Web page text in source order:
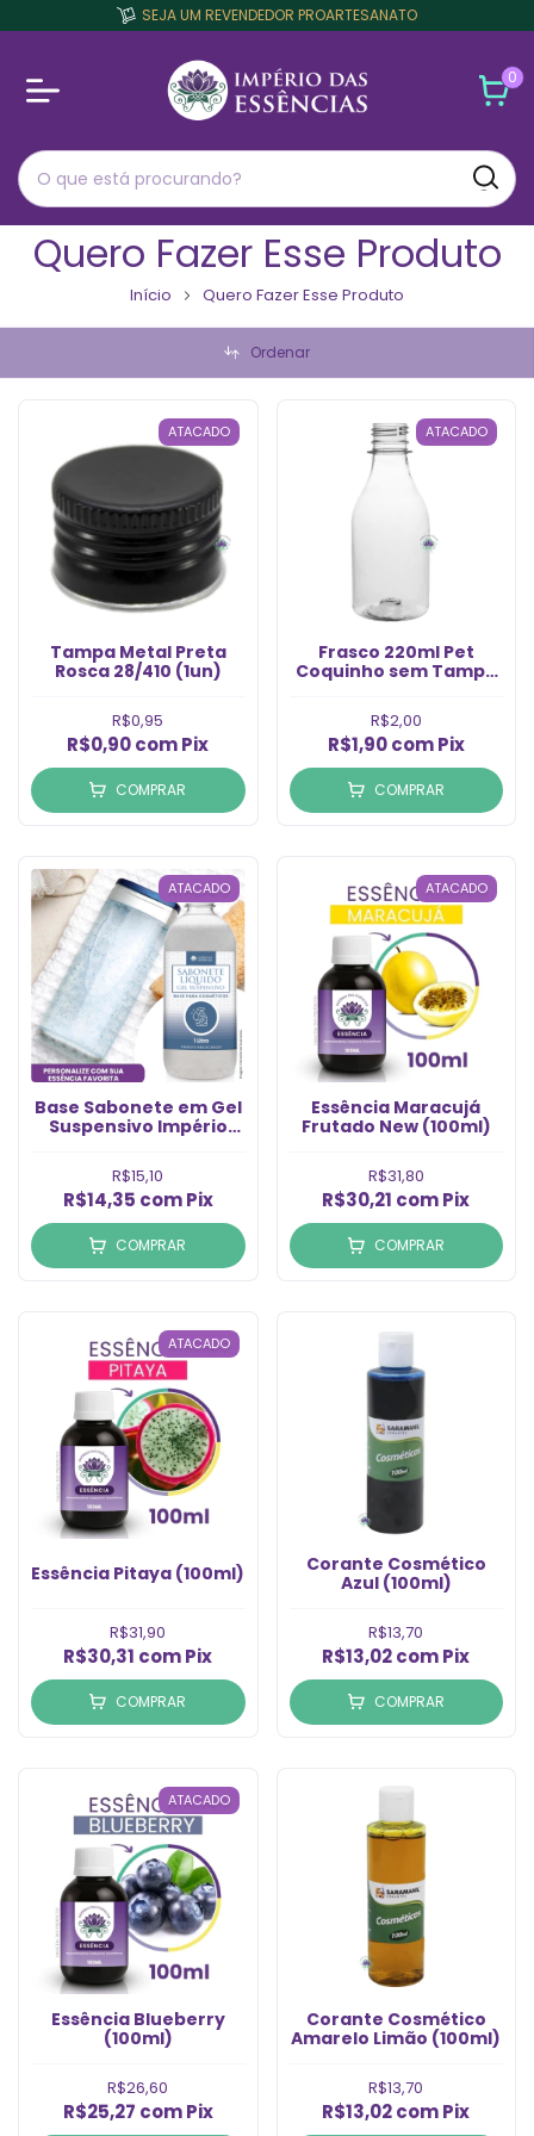
SEJA UM REVENDEDOR PROARTESANATO
0
Quero Fazer Esse Produto
Início Quero Fazer Esse Produto
Ordenar
ATACADO
Tampa Metal Preta
Rosca 28/410 (1un)
R$0,95
R$0,90comPix
COMPRAR
ATACADO
Frasco 220ml Pet
Coquinho sem Tampa
R$2,00
R$1,90com Pix
COMPRAR
ATACADO
Base Sabonete em Gel
Suspensivo Império
R$15,10
R$14,35 com Pix
COMPRAR
ATACADO
Essência Maracuj
Frutado New (100ml)
R$31,80
R$30,21 comPix
COMPRAR
ATACADO
Essência Pitaya (100ml)
R$31,90
R$30,31 comPix
COMPRAR
Corante Cosmético
Azul (100ml)
R$13,70
R$13,02comPix
COMPRAR
ATACADO
Essência Blueberry
(100ml)
R$26,60
R$25,27 com Pix
Corante Cosmético
Amarelo Limão (100ml)
R$13,70
R$13,02comPix